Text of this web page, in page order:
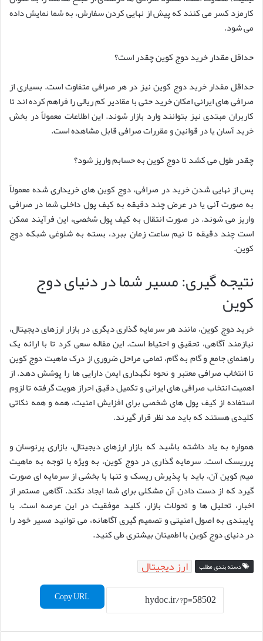
کارمزد کسر می کنند که پیش از نهایی کردن سفارش، به شما نمایش داده
می شود.
حداقل مقدار خرید دوج کوین چقدر است؟
حداقل مقدار خرید دوج کوین نیز در هر صرافی متفاوت است. بسیاری از
صرافی های ایرانی امکان خرید حتی با مقادیر کم ریالی را فراهم کرده اند تا
کاربران مبتدی نیز بتوانند وارد بازار شوند. این اطلاعات معمولاً در بخش
خرید آسان یا در قوانین و مقررات صرافی قابل مشاهده است.
چقدر طول می کشد تا دوج کوین به حسابم واریز شود؟
پس از نهایی شدن خرید در صرافی، دوج کوین های خریداری شده معمولاً
به صورت آنی یا در عرض چند دقیقه به کیف پول داخلی شما در صرافی
واریز می شوند. در صورت انتقال به کیف پول شخصی، این فرآیند ممکن
است چند دقیقه تا نیم ساعت زمان ببرد، بسته به شلوغی شبکه دوج
کوین.
نتیجه گیری: مسیر شما در دنیای دوج
کوین
خرید دوج کوین، مانند هر سرمایه گذاری دیگری در بازار ارزهای دیجیتال،
نیازمند آگاهی، تحقیق و احتیاط است. این مقاله سعی کرد تا با ارائه یک
راهنمای جامع و گام به گام، تمامی مراحل ضروری از درک ماهیت دوج کوین
تا انتخاب صرافی معتبر و نحوه نگهداری ایمن دارایی ها را پوشش دهد. از
اهمیت انتخاب صرافی های ایرانی و تکمیل دقیق احراز هویت گرفته تا لزوم
استفاده از کیف پول های شخصی برای افزایش امنیت، همه و همه نکاتی
کلیدی هستند که باید مد نظر قرار گیرند.
همواره به یاد داشته باشید که بازار ارزهای دیجیتال، بازاری پرنوسان و
پرریسک است. سرمایه گذاری در دوج کوین، به ویژه با توجه به ماهیت
میم کوین آن، باید با پذیرش ریسک و تنها با بخشی از سرمایه ای صورت
گیرد که از دست دادن آن مشکلی برای شما ایجاد نکند. آگاهی مستمر از
اخبار، تحلیل ها و تحولات بازار، کلید موفقیت در این عرصه است. با
پایبندی به اصول امنیتی و تصمیم گیری آگاهانه، می توانید مسیر خود را
در دنیای دوج کوین با اطمینان بیشتری طی کنید.
دسته بندی مطلب ارز دیجیتال
Copy URL